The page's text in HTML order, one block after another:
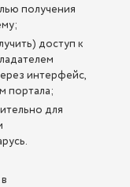
получения
доступ к
интерфейс,
портала;
для